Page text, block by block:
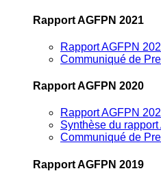
Rapport AGFPN 2021
Rapport AGFPN
Communiqué de
Rapport AGFPN 2020
Rapport AGFPN
Synthèse du
Communiqué de
Rapport AGFPN 2019